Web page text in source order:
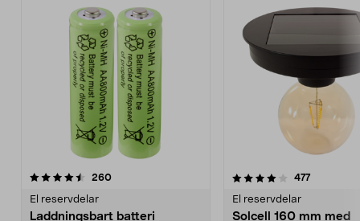
260recensioner
El reservdelar
Laddningsbart batteri
4.0 av 5 stjärnor 477
El reservdelar
Solcell 160 mm med
4.5 av 5 stjärnor